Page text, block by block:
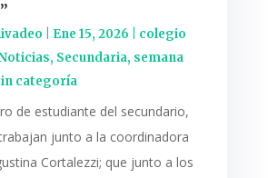
Ene 15, 2026
colegio
, Secundaria, semana
categoría
de estudiante del secundario,
junto a la coordinadora
Cortalezzi; que junto a los